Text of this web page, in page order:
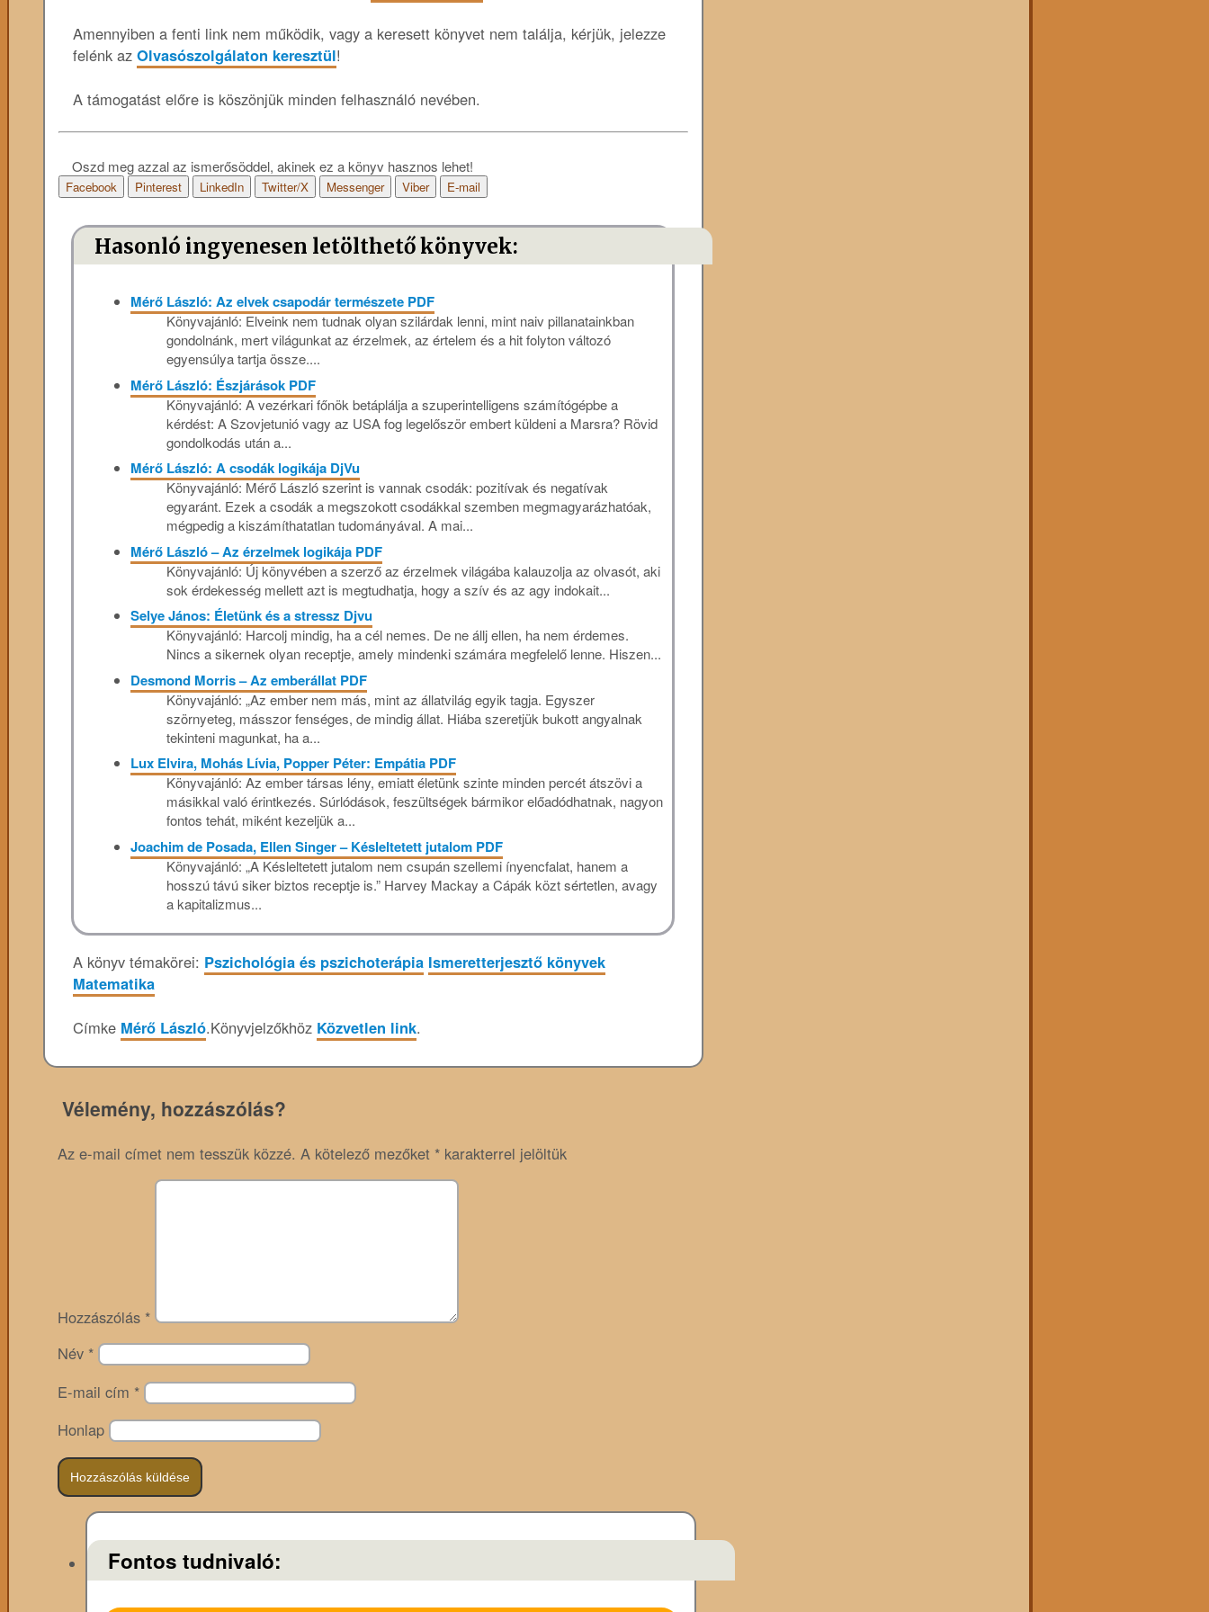
Amennyiben a fenti link nem működik, vagy a keresett könyvet nem találja, kérjük, jelezze
felénk az Olvasószolgálaton keresztül!
A támogatást előre is köszönjük minden felhasználó nevében.
Oszd meg azzal az ismerősöddel, akinek ez a könyv hasznos lehet!
Facebook Pinterest LinkedIn Twitter/X Messenger Viber E-mail
Hasonló ingyenesen letölthető könyvek:
Mérő László: Az elvek csapodár természete PDF
Könyvajánló: Elveink nem tudnak olyan szilárdak lenni, mint naiv pillanatainkban
gondolnánk, mert világunkat az érzelmek, az értelem és a hit folyton változó
egyensúlya tartja össze....
Mérő László: Észjárások PDF
Könyvajánló: A vezérkari főnök betáplálja a szuperintelligens számítógépbe a
kérdést: A Szovjetunió vagy az USA fog legelőször embert küldeni a Marsra? Rövid
gondolkodás után a...
Mérő László: A csodák logikája DjVu
Könyvajánló: Mérő László szerint is vannak csodák: pozitívak és negatívak
egyaránt. Ezek a csodák a megszokott csodákkal szemben megmagyarázhatóak,
mégpedig a kiszámíthatatlan tudományával. A mai...
Mérő László – Az érzelmek logikája PDF
Könyvajánló: Új könyvében a szerző az érzelmek világába kalauzolja az olvasót, aki
sok érdekesség mellett azt is megtudhatja, hogy a szív és az agy indokait...
Selye János: Életünk és a stressz Djvu
Könyvajánló: Harcolj mindig, ha a cél nemes. De ne állj ellen, ha nem érdemes.
Nincs a sikernek olyan receptje, amely mindenki számára megfelelő lenne. Hiszen...
Desmond Morris – Az emberállat PDF
Könyvajánló: „Az ember nem más, mint az állatvilág egyik tagja. Egyszer
szörnyeteg, másszor fenséges, de mindig állat. Hiába szeretjük bukott angyalnak
tekinteni magunkat, ha a...
Lux Elvira, Mohás Lívia, Popper Péter: Empátia PDF
Könyvajánló: Az ember társas lény, emiatt életünk szinte minden percét átszövi a
másikkal való érintkezés. Súrlódások, feszültségek bármikor előadódhatnak, nagyon
fontos tehát, miként kezeljük a...
Joachim de Posada, Ellen Singer – Késleltetett jutalom PDF
Könyvajánló: „A Késleltetett jutalom nem csupán szellemi ínyencfalat, hanem a
hosszú távú siker biztos receptje is.” Harvey Mackay a Cápák közt sértetlen, avagy
a kapitalizmus...
A könyv témakörei: Pszichológia és pszichoterápia Ismeretterjesztő könyvek
Matematika
Címke Mérő László.Könyvjelzőkhöz Közvetlen link.
Vélemény, hozzászólás?
Az e-mail címet nem tesszük közzé. A kötelező mezőket * karakterrel jelöltük
Hozzászólás *
Név *
E-mail cím *
Honlap
Fontos tudnivaló: